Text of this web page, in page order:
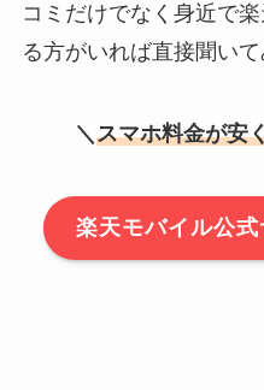
コミだけでなく身近で
る方がいれば直接聞い
＼ スマホ料金が安
楽天モバイル公